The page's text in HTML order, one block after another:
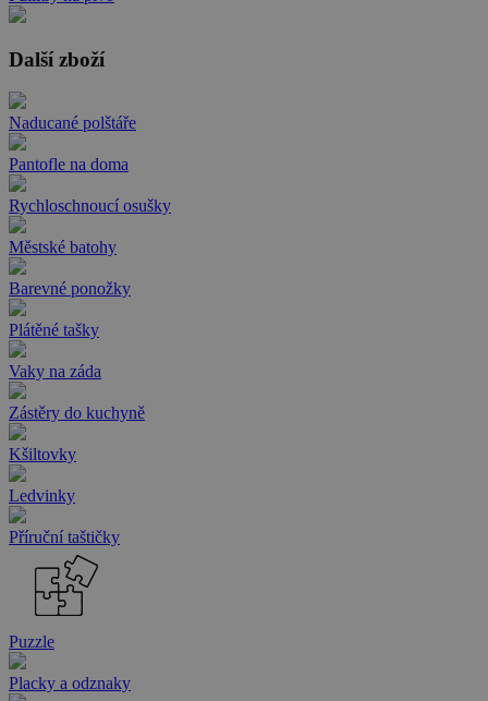
Další zboží
Naducané polštáře
Pantofle na doma
Rychloschnoucí osušky
Městské batohy
Barevné ponožky
Plátěné tašky
Vaky na záda
Zástěry do kuchyně
Kšiltovky
Ledvinky
Příruční taštičky
Puzzle
Placky a odznaky